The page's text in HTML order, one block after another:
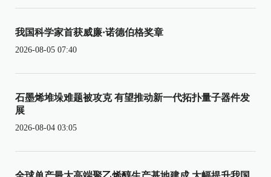
我国科学家首获威廉·诺德伯格奖章
2026-08-05 07:40
石墨烯堆垛难题被攻克 有望推动新一代拓扑量子器件发
展
2026-08-04 03:05